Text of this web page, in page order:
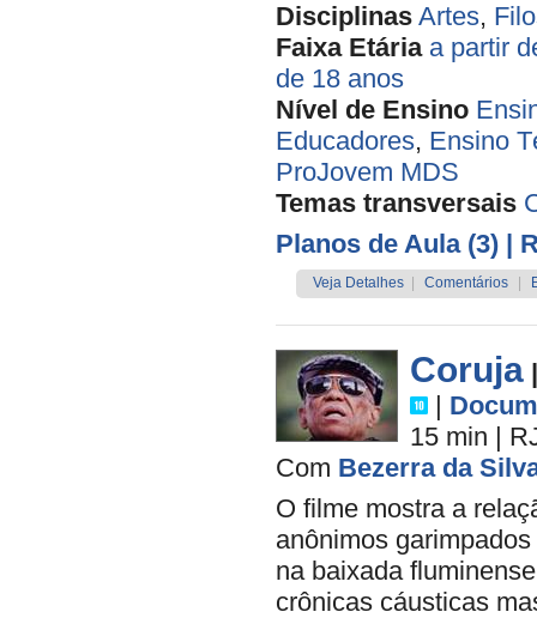
Disciplinas Artes,
Faixa Etária a partir
de 18 anos
Nível de Ensino
Educadores, Ensino
ProJovem MDS
Temas transversais
Planos de Aula (3) |
Veja Detalhes Comentários
Coruja
|
15 min |
Com Bezerra da
O filme mostra a
anônimos
na baixada
crônicas cáusticas